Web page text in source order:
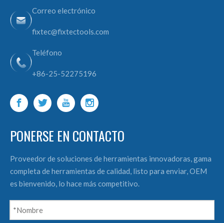
Correo electrónico
fixtec@fixtectools.com
Teléfono
+86-25-52275196
PONERSE EN CONTACTO
Proveedor de soluciones de herramientas innovadoras, gama
completa de herramientas de calidad, listo para enviar, OEM
es bienvenido, lo hace más competitivo.